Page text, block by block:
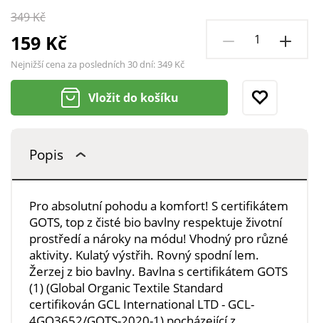
349 Kč
159 Kč
Nejnižší cena za posledních 30 dní:349 Kč
Vložit do košíku
Popis
Pro absolutní pohodu a komfort! S certifikátem
GOTS, top z čisté bio bavlny respektuje životní
prostředí a nároky na módu! Vhodný pro různé
aktivity. Kulatý výstřih. Rovný spodní lem.
Žerzej z bio bavlny. Bavlna s certifikátem GOTS
(1) (Global Organic Textile Standard
certifikován GCL International LTD - GCL-